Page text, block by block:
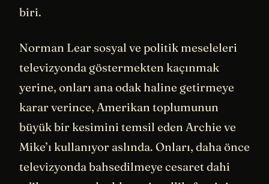
biri.
Norman Lear sosyal ve politik meseleleri
televizyonda göstermekten kaçınmak
yerine, onları ana odak haline getirmeye
karar verince, Amerikan toplumunun
büyük bir kesimini temsil eden Archie ve
Mike’ı kullanıyor aslında. Onları, daha önce
televizyonda bahsedilmeye cesaret dahi